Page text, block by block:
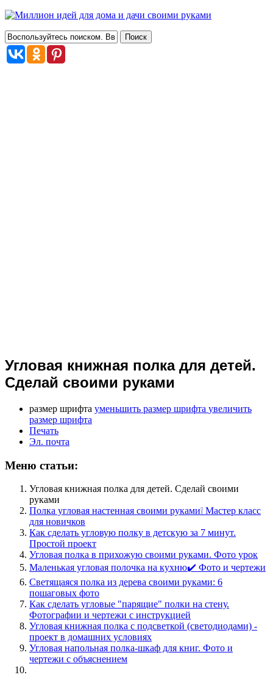
Угловая книжная полка для детей.
Сделай своими руками
размер шрифта уменьшить размер шрифта увеличить
размер шрифта
Печать
Эл. почта
Меню статьи:
Угловая книжная полка для детей. Сделай своими
руками
Полка угловая настенная своими руками❕ Мастер класс
для новичков
Как сделать угловую полку в детскую за 7 минут.
Простой проект
Угловая полка в прихожую своими руками. Фото урок
Маленькая угловая полочка на кухню✔️ Фото и чертежи
Светящаяся полка из дерева своими руками: 6
пошаговых фото
Как сделать угловые "парящие" полки на стену.
Фотографии и чертежи с инструкцией
Угловая книжная полка с подсветкой (светодиодами) -
проект в домашних условиях
Угловая напольная полка-шкаф для книг. Фото и
чертежи с объяснением